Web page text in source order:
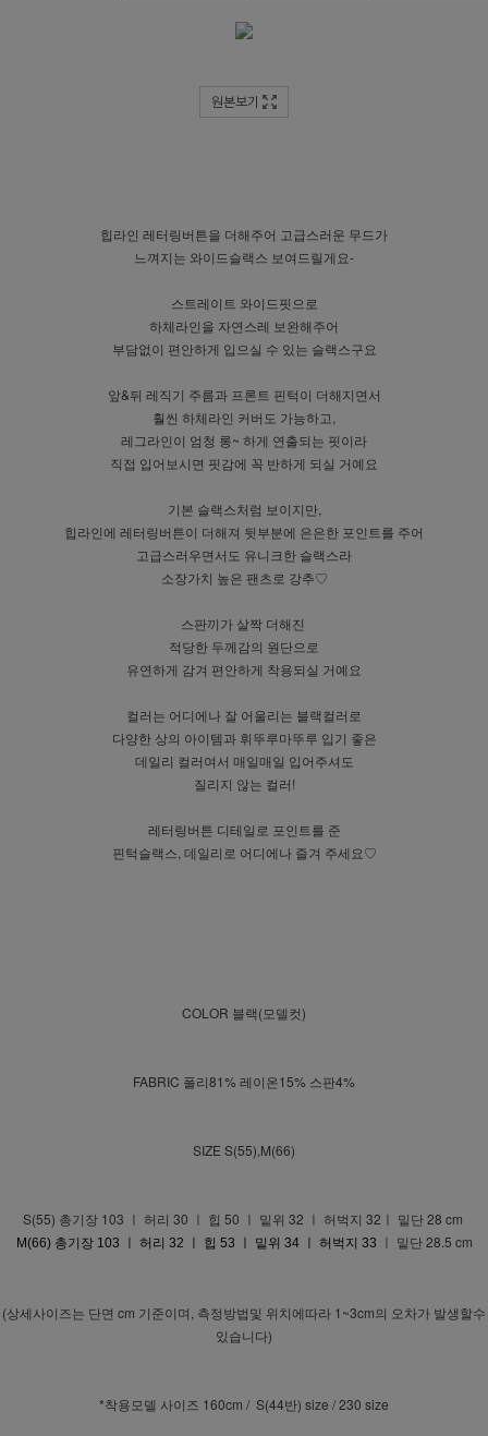
원본보기
힙라인 레터링버튼을 더해주어 고급스러운 무드가
느껴지는 와이드슬랙스 보여드릴게요-
스트레이트 와이드핏으로
하체라인을 자연스레 보완해주어
부담없이 편안하게 입으실 수 있는 슬랙스구요
앞&뒤 레직기 주름과 프론트 핀턱이 더해지면서
훨씬 하체라인 커버도 가능하고,
레그라인이 엄청 롱~ 하게 연출되는 핏이라
직접 입어보시면 핏감에 꼭 반하게 되실 거예요
기본 슬랙스처럼 보이지만,
힙라인에 레터링버튼이 더해져 뒷부분에 은은한 포인트를 주어
고급스러우면서도 유니크한 슬랙스라
소장가치 높은 팬츠로 강추♡
스판끼가 살짝 더해진
적당한 두께감의 원단으로
유연하게 감겨 편안하게 착용되실 거예요
컬러는 어디에나 잘 어울리는 블랙컬러로
다양한 상의 아이템과 휘뚜루마뚜루 입기 좋은
데일리 컬러여서 매일매일 입어주셔도
질리지 않는 컬러!
레터링버튼 디테일로 포인트를 준
핀턱슬랙스, 데일리로 어디에나 즐겨 주세요♡
COLOR 블랙(모델컷)
FABRIC 폴리81% 레이온15% 스판4%
SIZE S(55),M(66)
S(55) 총기장 103 ㅣ 허리 30 ㅣ 힙 50 ㅣ 밑위 32 ㅣ 허벅지 32ㅣ 밑단 28 cm
M(66) 총기장 103 ㅣ 허리 32 ㅣ 힙 53 ㅣ 밑위 34 ㅣ 허벅지 33 ㅣ 밑단 28.5 cm
(상세사이즈는 단면 cm 기준이며, 측정방법및 위치에따라 1~3cm의 오차가 발생할수
있습니다)
*착용모델 사이즈 160cm / S(44반) size / 230 size